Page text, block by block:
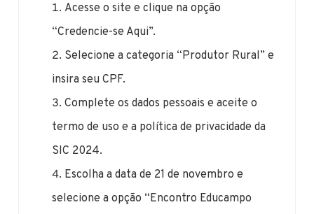
Acesse o site e clique na opção
“Credencie-se Aqui”.
Selecione a categoria “Produtor Rural” e
insira seu CPF.
Complete os dados pessoais e aceite o
termo de uso e a política de privacidade da
SIC 2024.
Escolha a data de 21 de novembro e
selecione a opção “Encontro Educampo